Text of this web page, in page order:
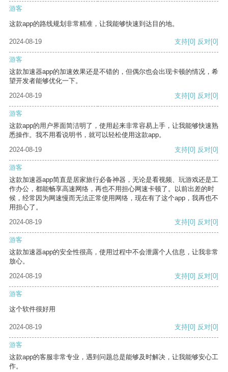
游客
这款app的路线规划非常精准，让我能够快速到达目的地。
2024-08-19 支持[0] 反对[0]
游客
这款加速器app的加速效果还是不错的，但偶尔也会出现卡顿的情况，希
望开发者能够优化一下。
2024-08-19
支持[0] 反对[0]
游客
这款app的用户界面简洁明了，使用起来非常容易上手，让我能够快速熟
悉操作。我不用看说明书，就可以轻松使用这款app。
2024-08-19
支持[0] 反对[0]
游客
这款加速器app简直是居家旅行必备神器，无论是看视频、玩游戏还是工
作办公，都能畅享高速网络，再也不用担心网速卡顿了。以前出差的时
候，经常因为网速慢而无法正常使用网络，现在有了这个app，我再也不
用担心了。
2024-08-19
支持[0] 反对[0]
游客
这款加速器app的安全性很高，使用过程中不会泄露个人信息，让我非常
放心。
2024-08-19
支持[0] 反对[0]
游客
这个软件很好用
2024-08-19 支持[0] 反对[0]
游客
这款app的客服非常专业，遇到问题总是能够及时解决，让我能够安心工
作。